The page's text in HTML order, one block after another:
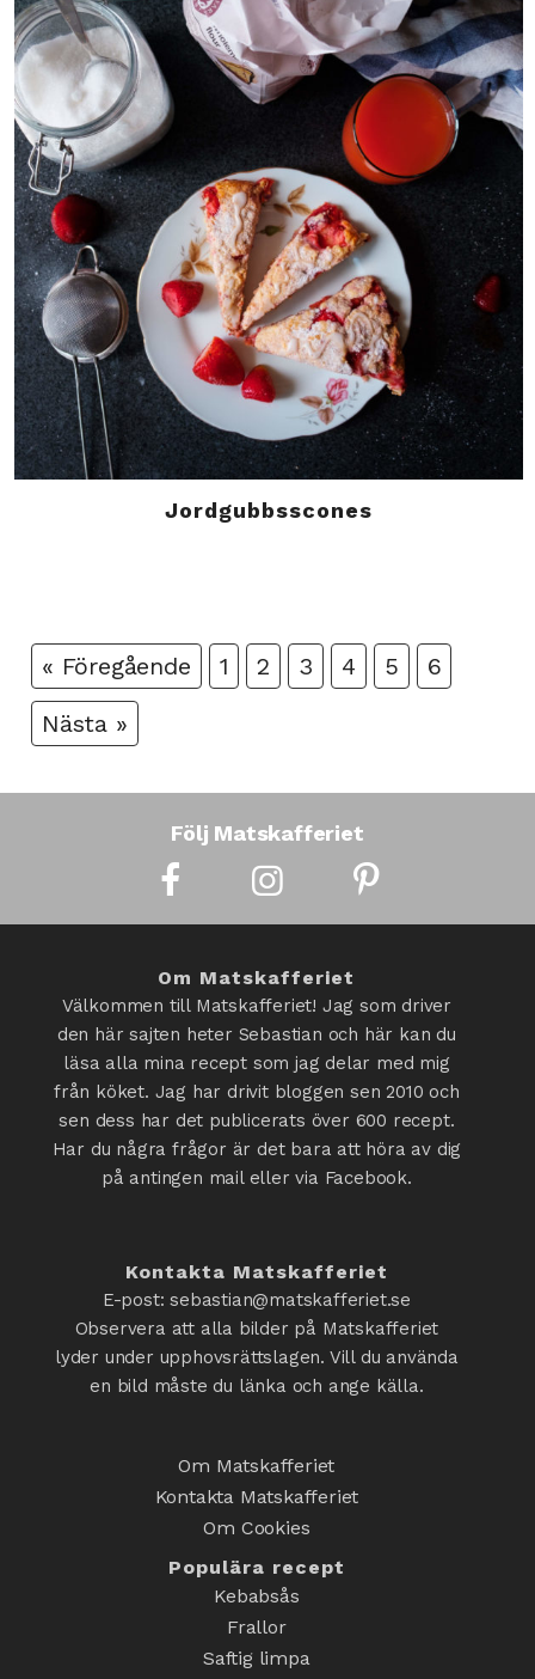
Jordgubbsscones
« Föregående 1 2 3 4 5
6
Nästa »
Följ Matskafferiet
Om Matskafferiet
Välkommen till Matskafferiet! Jag som driver
den här sajten heter Sebastian och här kan du
läsa alla mina recept som jag delar med mig
från köket. Jag har drivit bloggen sen 2010 och
sen dess har det publicerats över 600 recept.
Har du några frågor är det bara att höra av dig
på antingen mail eller via Facebook.
Kontakta Matskafferiet
E-post: sebastian@matskafferiet.se
Observera att alla bilder på Matskafferiet
lyder under upphovsrättslagen. Vill du använda
en bild måste du länka och ange källa.
Om Matskafferiet
Kontakta Matskafferiet
Om Cookies
Populära recept
Kebabsås
Frallor
Saftig limpa